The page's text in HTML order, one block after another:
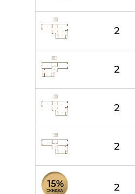
2
2
2
2
2